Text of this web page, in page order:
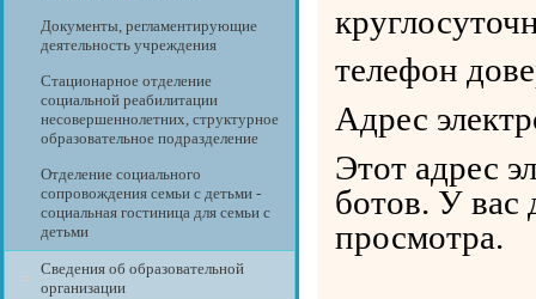
Документы, регламентирующие
деятельность учреждения
Стационарное отделение
социальной реабилитации
несовершеннолетних, структурное
образовательное подразделение
Отделение социального
сопровождения семьи с детьми -
социальная гостиница для семьи с
детьми
Сведения об образовательной
организации
телефон
Адрес
Этот адрес
ботов. У вас
просмотра.